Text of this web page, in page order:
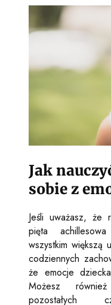
Jak
sobie z
Jeśli uważasz, że
pięta
wszystkim większą
codziennych
że emocje
Możesz
pozostałych